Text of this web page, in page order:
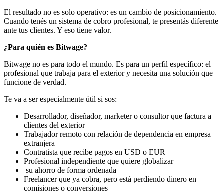
El resultado no es solo operativo: es un cambio de posicionamiento.
Cuando tenés un sistema de cobro profesional, te presentás diferente
ante tus clientes. Y eso tiene valor.
¿Para quién es Bitwage?
Bitwage no es para todo el mundo. Es para un perfil específico: el
profesional que trabaja para el exterior y necesita una solución que
funcione de verdad.
Te va a ser especialmente útil si sos:
Desarrollador, diseñador, marketer o consultor que factura a
clientes del exterior
Trabajador remoto con relación de dependencia en empresa
extranjera
Contratista que recibe pagos en USD o EUR
Profesional independiente que quiere globalizar
su ahorro de forma ordenada
Freelancer que ya cobra, pero está perdiendo dinero en
comisiones o conversiones